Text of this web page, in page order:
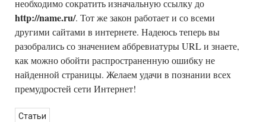
необходимо сократить изначальную ссылку до
http://name.ru/. Тот же закон работает и со всеми
другими сайтами в интернете. Надеюсь теперь вы
разобрались со значением аббревиатуры URL и знаете,
как можно обойти распространенную ошибку не
найденной страницы. Желаем удачи в познании всех
премудростей сети Интернет!
Статьи